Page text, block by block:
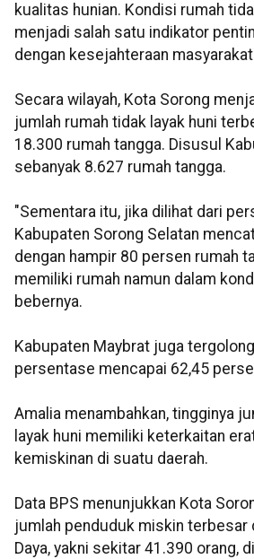
kualitas hunian. Kondisi rumah
menjadi salah satu indikator
dengan kesejahteraan
Secara wilayah, Kota Sorong
jumlah rumah tidak layak huni
18.300 rumah tangga. Disusul
sebanyak 8.627 rumah tangga.
"Sementara itu, jika dilihat dari
Kabupaten Sorong Selatan
dengan hampir 80 persen rumah
memiliki rumah namun dalam
bebernya.
Kabupaten Maybrat juga
persentase mencapai 62,45
Amalia menambahkan, tingginya
layak huni memiliki keterkaitan
kemiskinan di suatu daerah.
Data BPS menunjukkan Kota
jumlah penduduk miskin terbesar
Daya, yakni sekitar 41.390 orang,